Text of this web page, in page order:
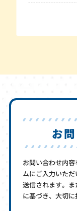
お
お問い合わせ内
ムにご入力いた
送信されます。
に基づき、大切に